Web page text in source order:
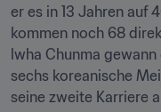
er es in 13 Jahren auf
kommen noch 68
lwha Chunma
sechs koreanische
seine zweite Karriere